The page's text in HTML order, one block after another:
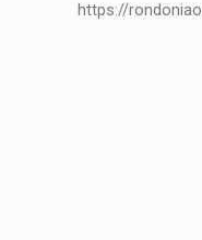
https://